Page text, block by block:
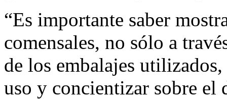
“Es importante saber
comensales, no sólo a
de los embalajes
uso y concientizar sobre el